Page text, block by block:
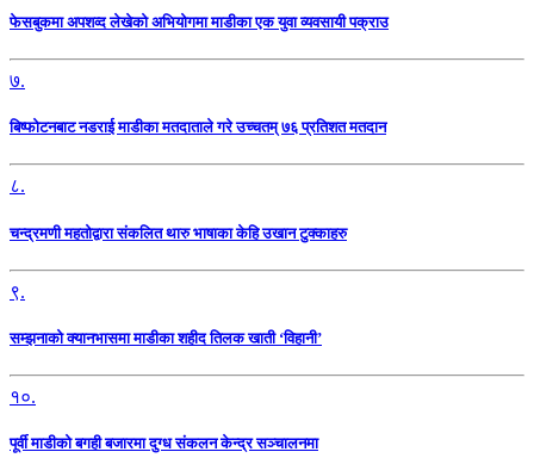
फेसबुकमा अपशव्द लेखेको अभियोगमा माडीका एक युवा व्यवसायी पक्राउ
७.
बिष्फोटनबाट नडराई माडीका मतदाताले गरे उच्चतम् ७६ प्रतिशत मतदान
८.
चन्द्रमणी महतोद्वारा संकलित थारु भाषाका केहि उखान टुक्काहरु
९.
सम्झनाको क्यानभासमा माडीका शहीद तिलक खाती ‘विहानी’
१०.
पूर्वी माडीको बगही बजारमा दुग्ध संकलन केन्द्र सञ्चालनमा